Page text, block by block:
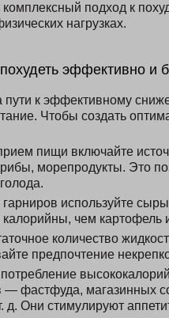
комплексный подход к
нагрузках.
эффективно и
к эффективному
Чтобы создать
пищи включайте
морепродукты. Это
гарниров используйте
чем картофель
количество
предпочтение
фастфуда, магазинных
д. Они стимулируют